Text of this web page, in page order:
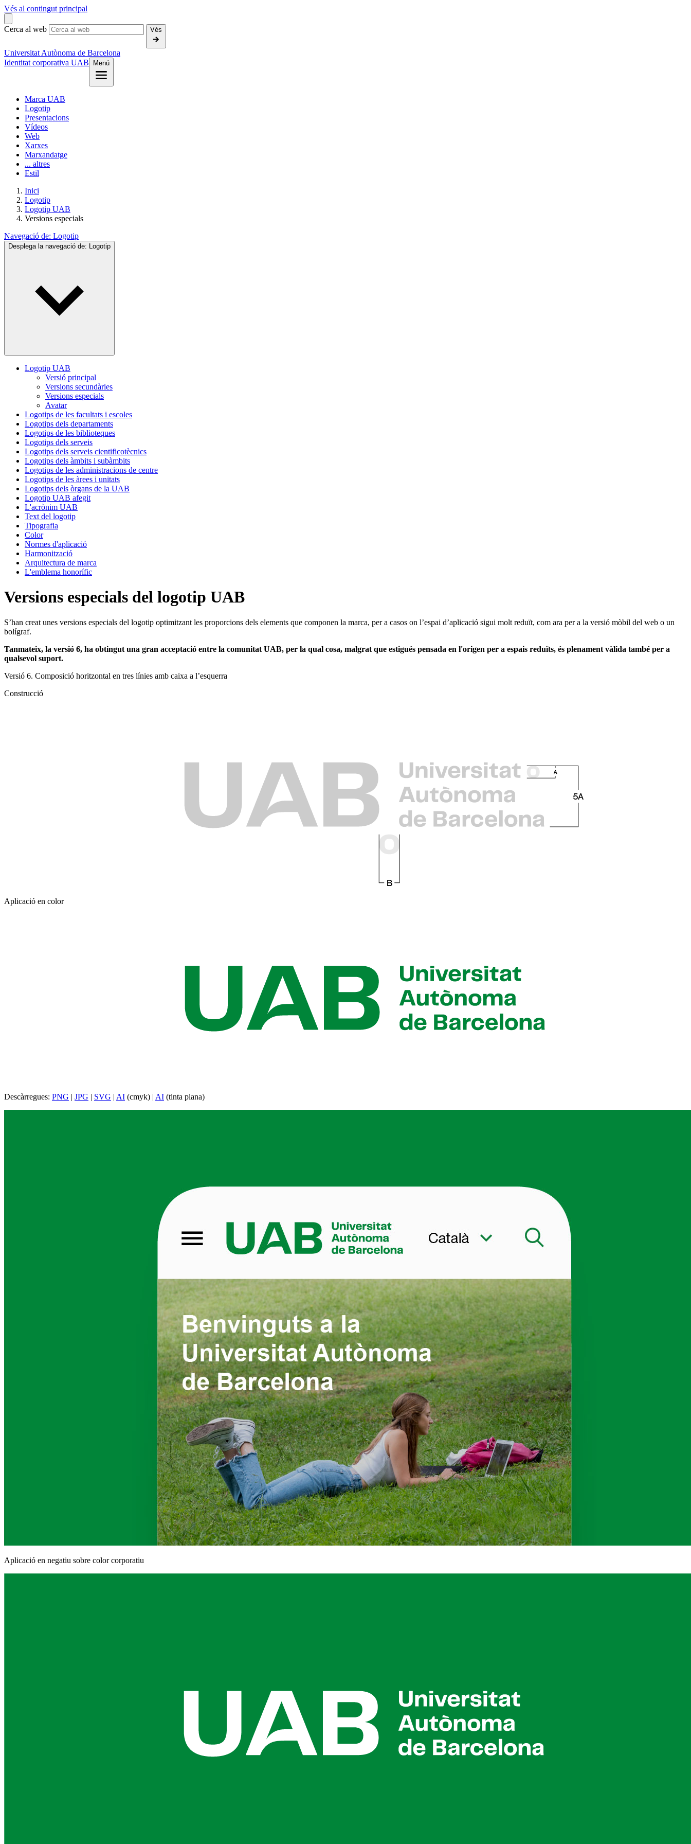
Vés al contingut principal
Cerca al web Vés
Universitat Autònoma de Barcelona
Identitat corporativa UAB
Menú
Marca UAB
Logotip
Presentacions
Vídeos
Web
Xarxes
Marxandatge
... altres
Estil
Inici
Logotip
Logotip UAB
Versions especials
Navegació de: Logotip
Desplega la navegació de: Logotip
Logotip UAB
Versió principal
Versions secundàries
Versions especials
Avatar
Logotips de les facultats i escoles
Logotips dels departaments
Logotips de les biblioteques
Logotips dels serveis
Logotips dels serveis cientificotècnics
Logotips dels àmbits i subàmbits
Logotips de les administracions de centre
Logotips de les àrees i unitats
Logotips dels òrgans de la UAB
Logotip UAB afegit
L'acrònim UAB
Text del logotip
Tipografia
Color
Normes d'aplicació
Harmonització
Arquitectura de marca
L'emblema honorífic
Versions especials del logotip UAB
S’han creat unes versions especials del logotip optimitzant les proporcions dels elements que componen la marca, per a casos on l’espai d’aplicació sigui molt reduït, com ara per a la versió mòbil del web o un
bolígraf.
Tanmateix, la versió 6, ha obtingut una gran acceptació entre la comunitat UAB, per la qual cosa, malgrat que estigués pensada en l'origen per a espais reduïts, és plenament vàlida també per a
qualsevol suport.
Versió 6. Composició horitzontal en tres línies amb caixa a l’esquerra
Construcció
Aplicació en color
Descàrregues: PNG | JPG | SVG | AI (cmyk) | AI (tinta plana)
Aplicació en negatiu sobre color corporatiu